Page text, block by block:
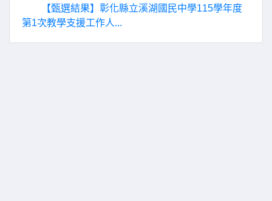
【甄選結果】彰化縣立溪湖國民中學115學年度
第1次教學支援工作人...